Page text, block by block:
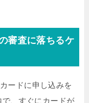
審査に落ちるケ
ードに申し込みを
、すぐにカードが